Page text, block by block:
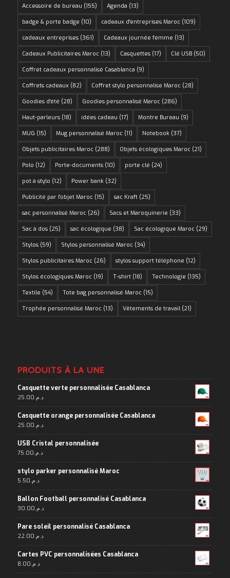
Accessoire de bureau (155) Agenda (13)
badge & porte badge (10) cadeaux d'entreprises Maroc(109)
cadeaux entreprises(361) Cadeaux journée femme (13)
Cadeaux Publicitaires Maroc(13) Casquettes(17) Clé USB(50)
Coffret cadeaux personnalisé Casablanca (9)
Coffrets cadeaux (82) Coffret stylo personnalise Maroc(28)
Goodies d'été (28) Goodies personnalisé Maroc(286)
Haut-parleurs(18) idées cadeau (17) Montre Bureau (9)
MUG (15) Mug personnalisé Maroc(11) Notebook(37)
Objets publicitaires Maroc(288) Objets écologiques Maroc(21)
Polo (12) Porte-documents(10) porte clé (24)
pot à stylo (12) Power bank(32)
Publicité par l'objet Maroc(15) sac Kraft(25)
sac personnalisé Maroc(26) Sacs et Maroquinerie (33)
Sac à dos(25) sac écologique (38) Sac écologique Maroc(29)
Stylos(59) Stylos personnalisé Maroc(34)
Stylos publicitaires Maroc(26) stylos support téléphone (12)
Stylos écologiques Maroc(19) T-shirt(18) Technologie (135)
Textile (54) Tote bag personnalisé Maroc(15)
Trophée personnalisé Maroc(13) Vêtements de travail(21)
PRODUITS À LA UNE
Casquette verte personnalisée Casablanca
د.م.25.00
Casquette orange personnalisée Casablanca
د.م.25.00
USB Cristal personnalisée
د.م.75.00
stylo parker personnalisé Maroc
د.م.5.50
Ballon Football personnalisé Casablanca
د.م.30.00
Pare soleil personnalisé Casablanca
د.م.22.00
Cartes PVC personnalisées Casablanca
د.م.8.00